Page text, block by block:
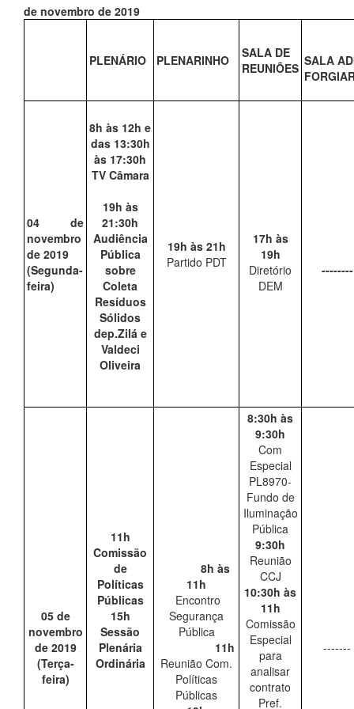
de novembro de 2019
PLENÁRIO PLENARINHO
SALA DE
REUNIÕES SALA
04 de
novembro
de 2019
(Segunda-
feira)
8h às 12h e
das 13:30h
às 17:30h
TV Câmara
19h às
21:30h
Audiência
Pública
sobre
Coleta
Resíduos
Sólidos
dep.Zilá e
Valdeci
Oliveira
19h às 21h
Partido PDT
17h às
19h
Diretório
DEM
--------
05 de
novembro
de 2019
(Terça-
feira)
11h
Comissão
de
Políticas
Públicas
15h
Sessão
Plenária
Ordinária
8h às
11h
Encontro
Segurança
Pública
11h
Reunião Com.
Políticas
Públicas
8:30h às
9:30h
Com
Especial
PL8970-
Fundo de
Iluminação
Pública
9:30h
Reunião
CCJ
10:30h às
11h
Comissão
Especial
para
analisar
contrato
Pref.
-------